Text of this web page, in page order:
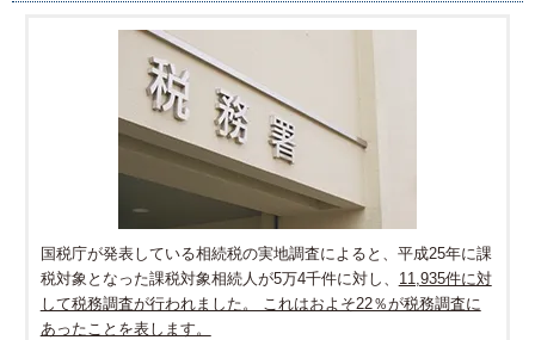
国税庁が発表している相続税の実地調査によると、平成25年に課
税対象となった課税対象相続人が5万4千件に対し、 11,935件に対
して税務調査が行われました。 これはおよそ22％が税務調査に
あったことを表します。